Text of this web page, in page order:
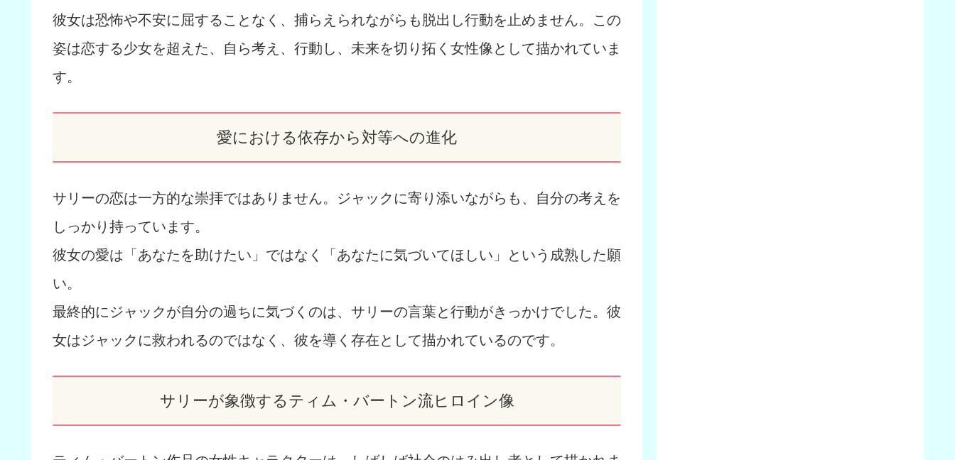
彼女は恐怖や不安に屈することなく、捕らえられながらも脱出し行動を止めません。この
姿は恋する少女を超えた、自ら考え、行動し、未来を切り拓く女性像として描かれていま
す。
愛における依存から対等への進化
サリーの恋は一方的な崇拝ではありません。ジャックに寄り添いながらも、自分の考えを
しっかり持っています。
彼女の愛は「あなたを助けたい」ではなく「あなたに気づいてほしい」という成熟した願
い。
最終的にジャックが自分の過ちに気づくのは、サリーの言葉と行動がきっかけでした。彼
女はジャックに救われるのではなく、彼を導く存在として描かれているのです。
サリーが象徴するティム・バートン流ヒロイン像